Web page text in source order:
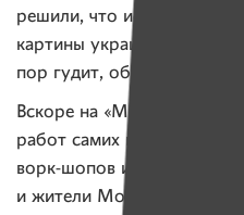
решили, что искусству не
картины украшают чьи-то
пор гудит, обсуждая это
Вскоре на «Мусорной
работ самих горожан,
ворк-шопов и
и жители Молодечно